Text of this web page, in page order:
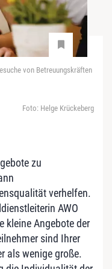
von Betreuungskräften
Foto: Helge Krückeberg
zu
verhelfen.
AWO
kleine Angebote der
sind Ihrer
als wenige große.